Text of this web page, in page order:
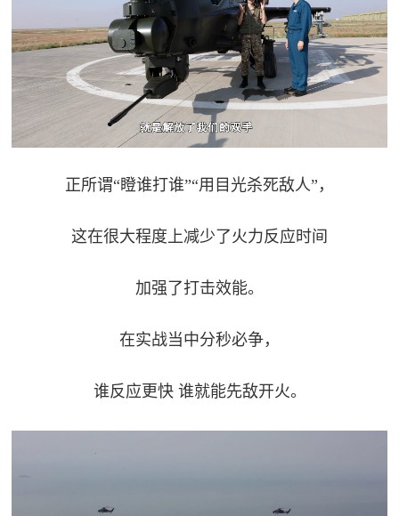
正所谓“瞪谁打谁”“用目光杀死敌人”，
这在很大程度上减少了火力反应时间
加强了打击效能。
在实战当中分秒必争，
谁反应更快 谁就能先敌开火。